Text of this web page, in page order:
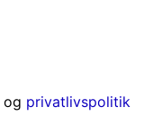
og privatlivspolitik